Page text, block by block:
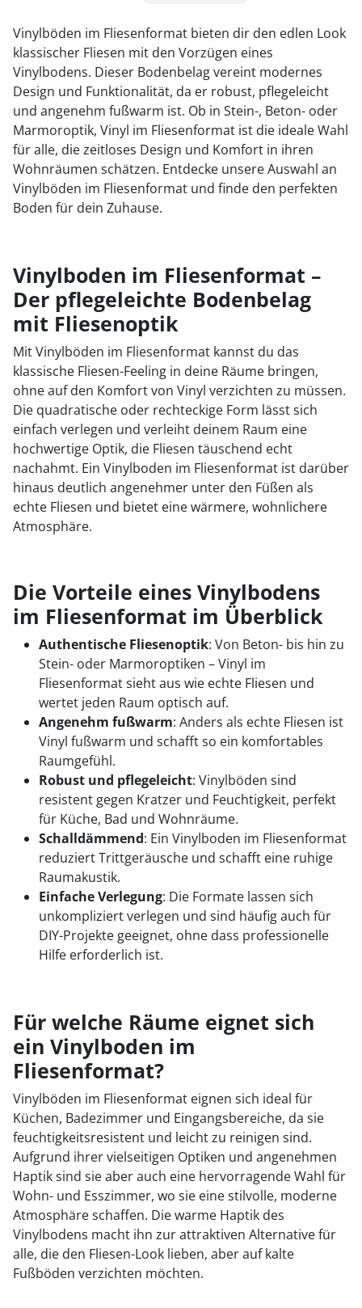
1
2
Vinylböden im Fliesenformat bieten dir den edlen Look
klassischer Fliesen mit den Vorzügen eines
Vinylbodens. Dieser Bodenbelag vereint modernes
Design und Funktionalität, da er robust, pflegeleicht
und angenehm fußwarm ist. Ob in Stein-, Beton- oder
Marmoroptik, Vinyl im Fliesenformat ist die ideale Wahl
für alle, die zeitloses Design und Komfort in ihren
Wohnräumen schätzen. Entdecke unsere Auswahl an
Vinylböden im Fliesenformat und finde den perfekten
Boden für dein Zuhause.
Vinylboden im Fliesenformat –
Der pflegeleichte Bodenbelag
mit Fliesenoptik
Mit Vinylböden im Fliesenformat kannst du das
klassische Fliesen-Feeling in deine Räume bringen,
ohne auf den Komfort von Vinyl verzichten zu müssen.
Die quadratische oder rechteckige Form lässt sich
einfach verlegen und verleiht deinem Raum eine
hochwertige Optik, die Fliesen täuschend echt
nachahmt. Ein Vinylboden im Fliesenformat ist darüber
hinaus deutlich angenehmer unter den Füßen als
echte Fliesen und bietet eine wärmere, wohnlichere
Atmosphäre.
Die Vorteile eines Vinylbodens
im Fliesenformat im Überblick
Authentische Fliesenoptik: Von Beton- bis hin zu
Stein- oder Marmoroptiken – Vinyl im
Fliesenformat sieht aus wie echte Fliesen und
wertet jeden Raum optisch auf.
Angenehm fußwarm: Anders als echte Fliesen ist
Vinyl fußwarm und schafft so ein komfortables
Raumgefühl.
Robust und pflegeleicht: Vinylböden sind
resistent gegen Kratzer und Feuchtigkeit, perfekt
für Küche, Bad und Wohnräume.
Schalldämmend: Ein Vinylboden im Fliesenformat
reduziert Trittgeräusche und schafft eine ruhige
Raumakustik.
Einfache Verlegung: Die Formate lassen sich
unkompliziert verlegen und sind häufig auch für
DIY-Projekte geeignet, ohne dass professionelle
Hilfe erforderlich ist.
Für welche Räume eignet sich
ein Vinylboden im
Fliesenformat?
Vinylböden im Fliesenformat eignen sich ideal für
Küchen, Badezimmer und Eingangsbereiche, da sie
feuchtigkeitsresistent und leicht zu reinigen sind.
Aufgrund ihrer vielseitigen Optiken und angenehmen
Haptik sind sie aber auch eine hervorragende Wahl für
Wohn- und Esszimmer, wo sie eine stilvolle, moderne
Atmosphäre schaffen. Die warme Haptik des
Vinylbodens macht ihn zur attraktiven Alternative für
alle, die den Fliesen-Look lieben, aber auf kalte
Fußböden verzichten möchten.